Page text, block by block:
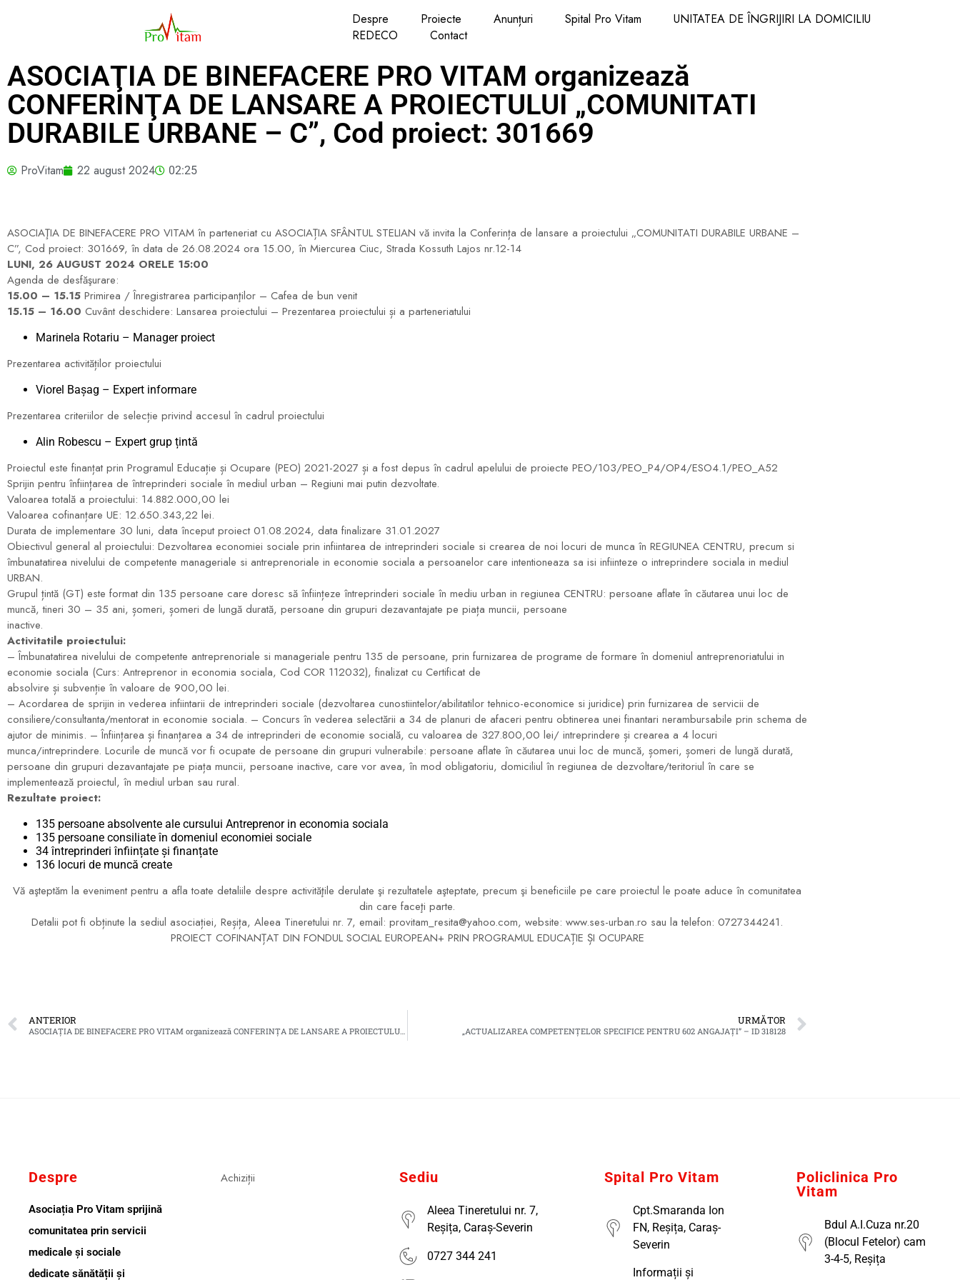
Despre Proiecte Anunțuri Spital Pro Vitam
UNITATEA DE ÎNGRIJIRI LA DOMICILIU
REDECO
Contact
ASOCIAŢIA DE BINEFACERE PRO VITAM organizează
CONFERINŢA DE LANSARE A PROIECTULUI „COMUNITATI
DURABILE URBANE – C”, Cod proiect: 301669
ProVitam 22 august 2024 02:25
ASOCIAŢIA DE BINEFACERE PRO VITAM în parteneriat cu ASOCIAȚIA SFÂNTUL STELIAN vă invita la Conferința de lansare a proiectului „COMUNITATI DURABILE URBANE –
C”, Cod proiect: 301669, în data de 26.08.2024 ora 15.00, în Miercurea Ciuc, Strada Kossuth Lajos nr.12-14
LUNI, 26 AUGUST 2024 ORELE 15:00
Agenda de desfăşurare:
15.00 – 15.15 Primirea / Înregistrarea participanţilor – Cafea de bun venit
15.15 – 16.00 Cuvânt deschidere: Lansarea proiectului – Prezentarea proiectului și a parteneriatului
Marinela Rotariu – Manager proiect
Prezentarea activităților proiectului
Viorel Bașag – Expert informare
Prezentarea criteriilor de selecție privind accesul în cadrul proiectului
Alin Robescu – Expert grup țintă
Proiectul este finanțat prin Programul Educație și Ocupare (PEO) 2021-2027 și a fost depus în cadrul apelului de proiecte PEO/103/PEO_P4/OP4/ESO4.1/PEO_A52
Sprijin pentru înființarea de întreprinderi sociale în mediul urban – Regiuni mai putin dezvoltate.
Valoarea totală a proiectului: 14.882.000,00 lei
Valoarea cofinanțare UE: 12.650.343,22 lei.
Durata de implementare 30 luni, data început proiect 01.08.2024, data finalizare 31.01.2027
Obiectivul general al proiectului: Dezvoltarea economiei sociale prin infiintarea de intreprinderi sociale si crearea de noi locuri de munca în REGIUNEA CENTRU, precum si
îmbunatatirea nivelului de competente manageriale si antreprenoriale in economie sociala a persoanelor care intentioneaza sa isi infiinteze o intreprindere sociala in mediul
URBAN.
Grupul țintă (GT) este format din 135 persoane care doresc să înființeze întreprinderi sociale în mediu urban in regiunea CENTRU: persoane aflate în căutarea unui loc de
muncă, tineri 30 – 35 ani, șomeri, șomeri de lungă durată, persoane din grupuri dezavantajate pe piața muncii, persoane
inactive.
Activitatile proiectului:
– Îmbunatatirea nivelului de competente antreprenoriale si manageriale pentru 135 de persoane, prin furnizarea de programe de formare în domeniul antreprenoriatului in
economie sociala (Curs: Antreprenor in economia sociala, Cod COR 112032), finalizat cu Certificat de
absolvire și subvenție în valoare de 900,00 lei.
– Acordarea de sprijin in vederea infiintarii de intreprinderi sociale (dezvoltarea cunostiintelor/abilitatilor tehnico-economice si juridice) prin furnizarea de servicii de
consiliere/consultanta/mentorat in economie sociala. – Concurs în vederea selectării a 34 de planuri de afaceri pentru obtinerea unei finantari nerambursabile prin schema de
ajutor de minimis. – Înființarea și finanțarea a 34 de intreprinderi de economie socială, cu valoarea de 327.800,00 lei/ intreprindere și crearea a 4 locuri
munca/intreprindere. Locurile de muncă vor fi ocupate de persoane din grupuri vulnerabile: persoane aflate în căutarea unui loc de muncă, șomeri, șomeri de lungă durată,
persoane din grupuri dezavantajate pe piața muncii, persoane inactive, care vor avea, în mod obligatoriu, domiciliul în regiunea de dezvoltare/teritoriul în care se
implementează proiectul, în mediul urban sau rural.
Rezultate proiect:
135 persoane absolvente ale cursului Antreprenor in economia sociala
135 persoane consiliate în domeniul economiei sociale
34 întreprinderi înființate și finanțate
136 locuri de muncă create
Vă aşteptăm la eveniment pentru a afla toate detaliile despre activităţile derulate şi rezultatele aşteptate, precum şi beneficiile pe care proiectul le poate aduce în comunitatea
din care faceţi parte.
Detalii pot fi obținute la sediul asociației, Reșița, Aleea Tineretului nr. 7, email: provitam_resita@yahoo.com, website: www.ses-urban.ro sau la telefon: 0727344241.
PROIECT COFINANȚAT DIN FONDUL SOCIAL EUROPEAN+ PRIN PROGRAMUL EDUCAȚIE ȘI OCUPARE
ANTERIOR
ASOCIAŢIA DE BINEFACERE PRO VITAM organizează CONFERINŢA DE LANSARE A PROIECTULUI „INOVARE SOCIALA IN MEDIUL URBAN – V”, Cod proiect: 301660
URMĂTOR
„ACTUALIZAREA COMPETENȚELOR SPECIFICE PENTRU 602 ANGAJAȚI” – ID 318128
Despre
Asociația Pro Vitam sprijină
comunitatea prin servicii
medicale și sociale
dedicate sănătății și
Achiziții Sediu
Aleea Tineretului nr. 7,
Reșița, Caraș-Severin
0727 344 241
Spital Pro Vitam
Cpt.Smaranda Ion
FN, Reșița, Caraș-
Severin
Informații și
Policlinica Pro
Vitam
Bdul A.I.Cuza nr.20
(Blocul Fetelor) cam
3-4-5, Reșița